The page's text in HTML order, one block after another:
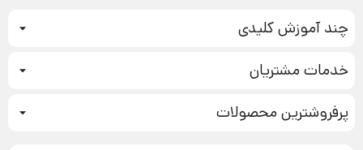
چند آموزش کلیدی
بازاریابی عصبی
تبلیغ نویسی
خدمات مشتریان
آموزش دسترسی به دانلود فایل‌ها
پرفروشترین محصولاتدوره جدید سیستم سازی